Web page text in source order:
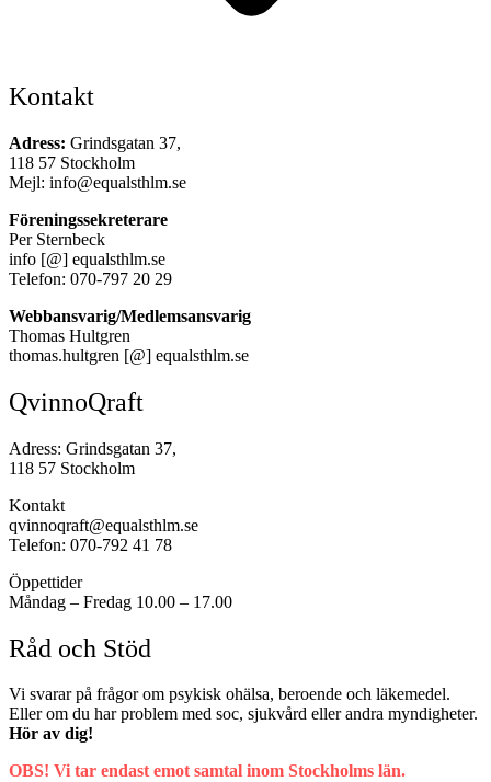
Kontakt
Adress: Grindsgatan 37,
118 57 Stockholm
Mejl: info@equalsthlm.se
Föreningssekreterare
Per Sternbeck
info [@] equalsthlm.se
Telefon: 070-797 20 29
Webbansvarig/Medlemsansvarig
Thomas Hultgren
thomas.hultgren [@] equalsthlm.se
QvinnoQraft
Adress: Grindsgatan 37,
118 57 Stockholm
Kontakt
qvinnoqraft@equalsthlm.se
Telefon: 070-792 41 78
Öppettider
Måndag – Fredag 10.00 – 17.00
Råd och Stöd
Vi svarar på frågor om psykisk ohälsa, beroende och läkemedel.
Eller om du har problem med soc, sjukvård eller andra myndigheter.
Hör av dig!
OBS! Vi tar endast emot samtal inom Stockholms län.